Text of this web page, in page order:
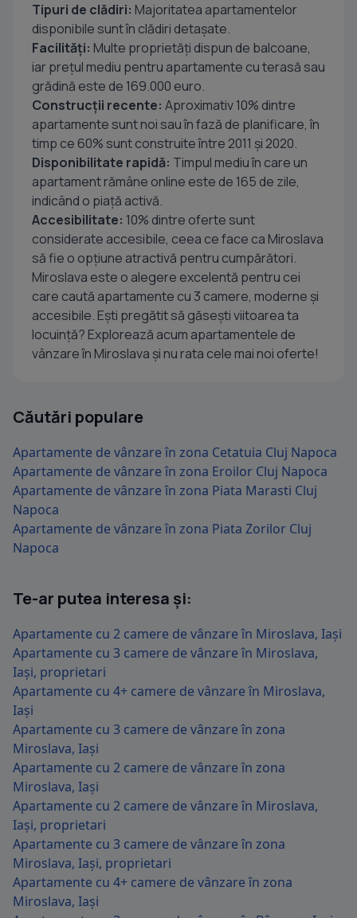
Tipuri de clădiri: Majoritatea apartamentelor
disponibile sunt în clădiri detașate.
Facilități: Multe proprietăți dispun de balcoane,
iar prețul mediu pentru apartamente cu terasă sau
grădină este de 169.000 euro.
Construcții recente: Aproximativ 10% dintre
apartamente sunt noi sau în fază de planificare, în
timp ce 60% sunt construite între 2011 și 2020.
Disponibilitate rapidă: Timpul mediu în care un
apartament rămâne online este de 165 de zile,
indicând o piață activă.
Accesibilitate: 10% dintre oferte sunt
considerate accesibile, ceea ce face ca Miroslava
să fie o opțiune atractivă pentru cumpărători.
Miroslava este o alegere excelentă pentru cei
care caută apartamente cu 3 camere, moderne și
accesibile. Ești pregătit să găsești viitoarea ta
locuință? Explorează acum apartamentele de
vânzare în Miroslava și nu rata cele mai noi oferte!
Căutări populare
Apartamente de vânzare în zona Cetatuia Cluj Napoca
Apartamente de vânzare în zona Eroilor Cluj Napoca
Apartamente de vânzare în zona Piata Marasti Cluj
Napoca
Apartamente de vânzare în zona Piata Zorilor Cluj
Napoca
Te-ar putea interesa și:
Apartamente cu 2 camere de vânzare în Miroslava, Iași
Apartamente cu 3 camere de vânzare în Miroslava,
Iași, proprietari
Apartamente cu 4+ camere de vânzare în Miroslava,
Iași
Apartamente cu 3 camere de vânzare în zona
Miroslava, Iași
Apartamente cu 2 camere de vânzare în zona
Miroslava, Iași
Apartamente cu 2 camere de vânzare în Miroslava,
Iași, proprietari
Apartamente cu 3 camere de vânzare în zona
Miroslava, Iași, proprietari
Apartamente cu 4+ camere de vânzare în zona
Miroslava, Iași